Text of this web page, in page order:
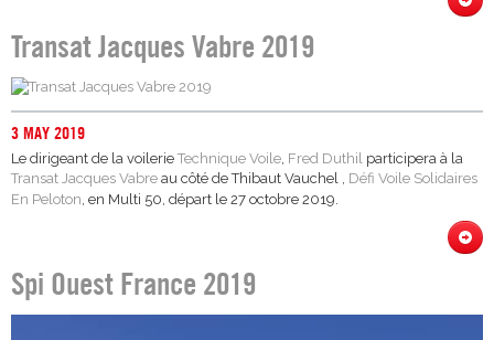
Transat Jacques Vabre 2019
3 MAY 2019
Le dirigeant de la voilerie Technique Voile, Fred Duthil participera à la
Transat Jacques Vabre au côté de Thibaut Vauchel , Défi Voile Solidaires
En Peloton, en Multi 50, départ le 27 octobre 2019.
Spi Ouest France 2019